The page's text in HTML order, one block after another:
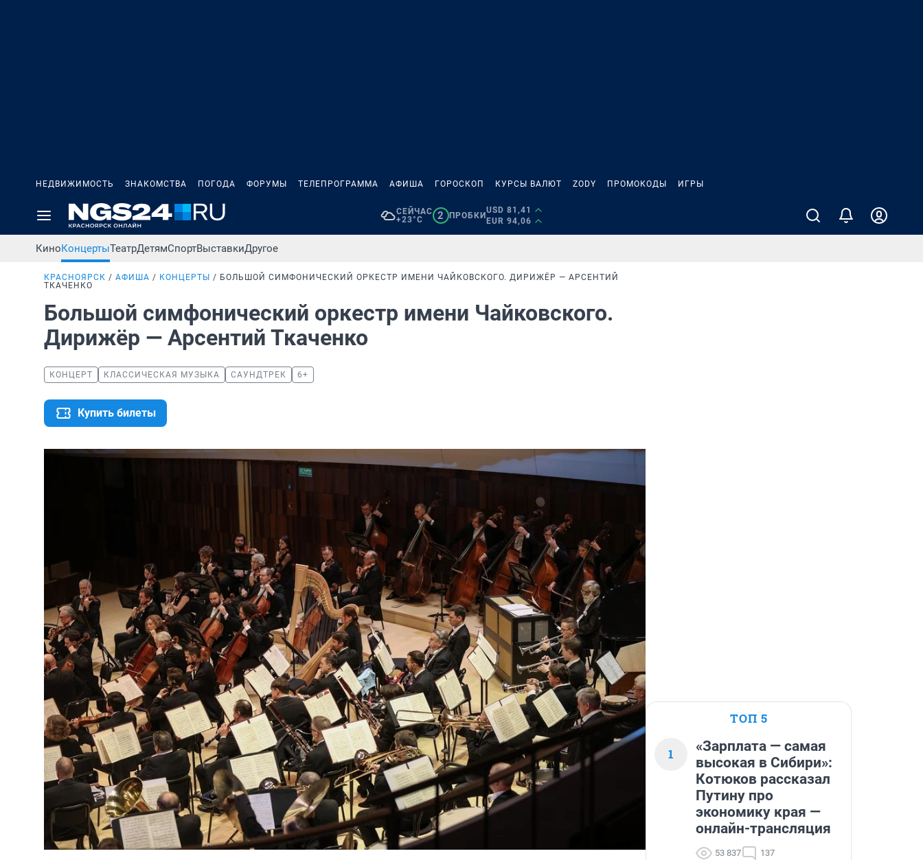
НЕДВИЖИМОСТЬ ЗНАКОМСТВА ПОГОДА ФОРУМЫ ТЕЛЕПРОГРАММА АФИША ГОРОСКОП КУРСЫ ВАЛЮТ ZODY ПРОМОКОДЫ ИГРЫ
СЕЙЧАС
+23°C
2 ПРОБКИ
USD 81,41
EUR 94,06
КиноКонцертыТеатрДетямСпортВыставкиДругое
КРАСНОЯРСК АФИША КОНЦЕРТЫ
БОЛЬШОЙ СИМФОНИЧЕСКИЙ ОРКЕСТР ИМЕНИ ЧАЙКОВСКОГО. ДИРИЖЁР — АРСЕНТИЙ
ТКАЧЕНКО
Большой симфонический оркестр имени Чайковского.
Дирижёр — Арсентий Ткаченко
КОНЦЕРТ КЛАССИЧЕСКАЯ МУЗЫКА САУНДТРЕК 6+
Купить билеты
ТОП 5
1
«Зарплата — самая
высокая в Сибири»:
Котюков рассказал
Путину про
экономику края —
онлайн-трансляция
53 837 137